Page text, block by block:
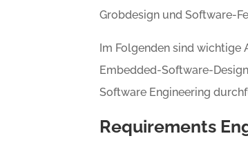
Grobdesign und Software-
Im Folgenden sind
Embedded-Software-
Software Engineering
Requirements